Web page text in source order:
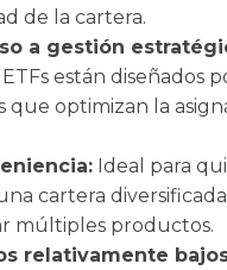
de la cartera.
a gestión
están diseñados
que optimizan la
Ideal para
cartera
múltiples productos.
relativamente